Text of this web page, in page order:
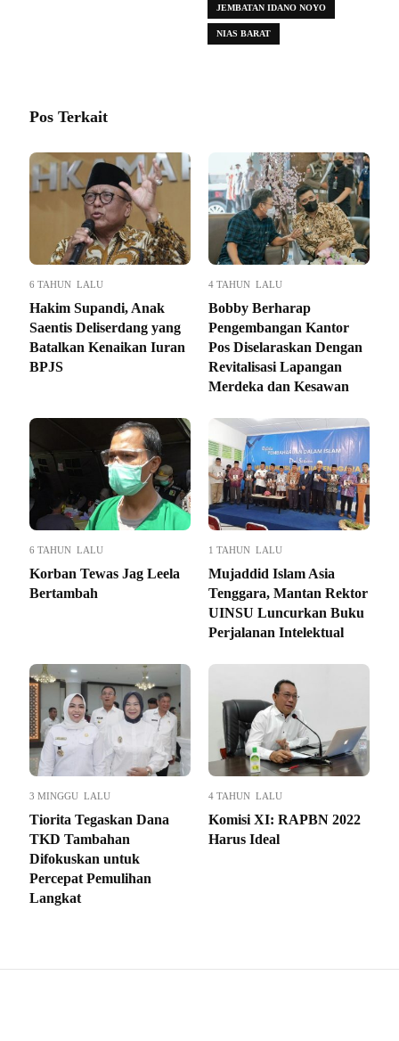
JEMBATAN IDANO NOYO
NIAS BARAT
Pos Terkait
6 TAHUN LALU
Hakim Supandi, Anak
Saentis Deliserdang yang
Batalkan Kenaikan Iuran
BPJS
4 TAHUN LALU
Bobby Berharap
Pengembangan Kantor
Pos Diselaraskan Dengan
Revitalisasi Lapangan
Merdeka dan Kesawan
6 TAHUN LALU
Korban Tewas Jag Leela
Bertambah
1 TAHUN LALU
Mujaddid Islam Asia
Tenggara, Mantan Rektor
UINSU Luncurkan Buku
Perjalanan Intelektual
3 MINGGU LALU
Tiorita Tegaskan Dana
TKD Tambahan
Difokuskan untuk
Percepat Pemulihan
Langkat
4 TAHUN LALU
Komisi XI: RAPBN 2022
Harus Ideal